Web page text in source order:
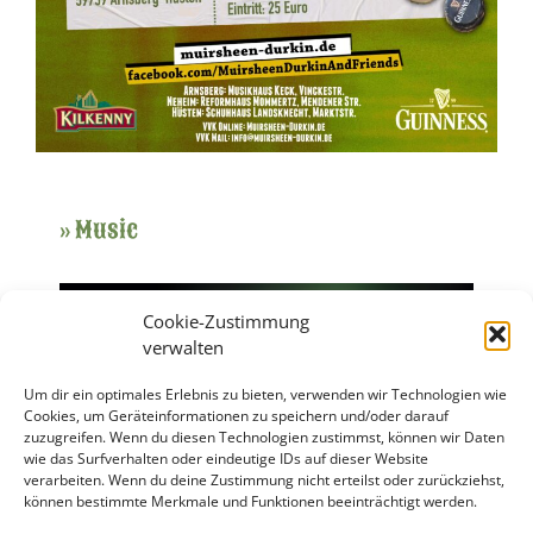
Cookie-Zustimmung
verwalten
Um dir ein optimales Erlebnis zu bieten, verwenden wir Technologien wie
Cookies, um Geräteinformationen zu speichern und/oder darauf
zuzugreifen. Wenn du diesen Technologien zustimmst, können wir Daten
wie das Surfverhalten oder eindeutige IDs auf dieser Website
verarbeiten. Wenn du deine Zustimmung nicht erteilst oder zurückziehst,
können bestimmte Merkmale und Funktionen beeinträchtigt werden.
» Music
oder aufSpotifyoderYouTube